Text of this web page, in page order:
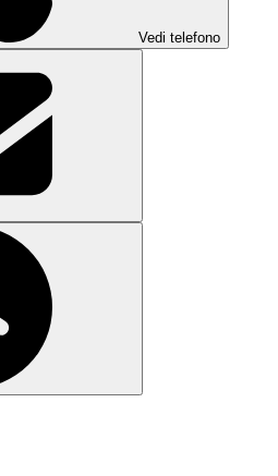
Vedi telefono